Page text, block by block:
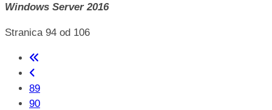
Windows Server 2016
Stranica 94 od 106
89
90